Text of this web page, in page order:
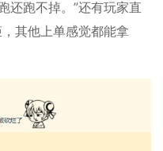
还跑不掉。”还有玩家直
其他上单感觉都能拿